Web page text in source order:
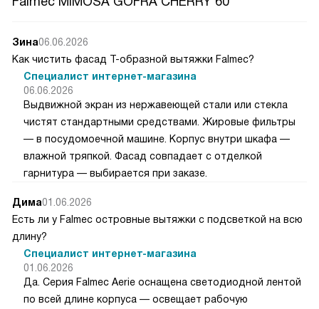
Зина06.06.2026
Как чистить фасад Т-образной вытяжки Falmec?
Специалист интернет-магазина
06.06.2026
Выдвижной экран из нержавеющей стали или стекла
чистят стандартными средствами. Жировые фильтры
— в посудомоечной машине. Корпус внутри шкафа —
влажной тряпкой. Фасад совпадает с отделкой
гарнитура — выбирается при заказе.
Дима01.06.2026
Есть ли у Falmec островные вытяжки с подсветкой на всю
длину?
Специалист интернет-магазина
01.06.2026
Да. Серия Falmec Aerie оснащена светодиодной лентой
по всей длине корпуса — освещает рабочую